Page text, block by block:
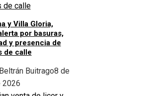
y Villa Gloria,
por basuras,
y presencia de
de calle
Buitrago8 de
2026